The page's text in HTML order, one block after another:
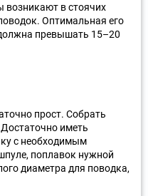
возникают в стоячих
Оптимальная его
превышать 15–20
прост. Собрать
иметь
с необходимым
поплавок нужной
диаметра для поводка,